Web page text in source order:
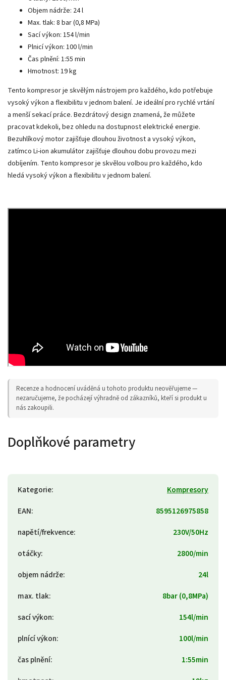
Objem nádrže: 24 l
Max. tlak: 8 bar (0,8 MPa)
Sací výkon: 154 l/min
Plnicí výkon: 100 l/min
Čas plnění: 1:55 min
Hmotnost: 19 kg
Tento kompresor je skvělým nástrojem pro každého, kdo potřebuje
vysoký výkon a flexibilitu v jednom balení. Je ideální pro rychlé vrtání
a menší sekací práce. Bezdrátový design znamená, že můžete
pracovat kdekoli, bez ohledu na dostupnost elektrické energie.
Bezuhlíkový motor zajišťuje dlouhou životnost a vysoký výkon,
zatímco Li-ion akumulátor zajišťuje dlouhou dobu provozu mezi
dobíjením. Tento kompresor je skvělou volbou pro každého, kdo
hledá vysoký výkon a flexibilitu v jednom balení.
Recenze a hodnocení uváděná u tohoto produktu neověřujeme —
nezaručujeme, že pocházejí výhradně od zákazníků, kteří si produkt u
nás zakoupili.
Doplňkové parametry
Kategorie:
Kompresory
EAN:
8595126975858
napětí/frekvence:
230V/50Hz
otáčky:
2800/min
objem nádrže:
24l
max. tlak:
8bar (0,8MPa)
sací výkon:
154l/min
plnící výkon:
100l/min
čas plnění:
1:55min